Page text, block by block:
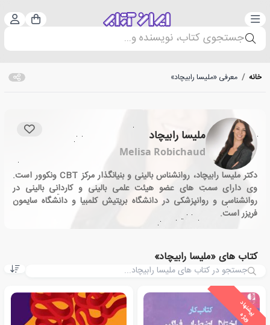
دسته‌بندی سبد
جستجوی کتاب، نویسنده و...
خانه / معرفی «ملیسا رابیچاد»
ملیسا رابیچاد
Melisa Robichaud
دکتر ملیسا رابیچاد، روانشناس بالینی و بنیانگذار مرکز CBT ونکوور است.
وی دارای سمت های عضو هیئت علمی بالینی و کاردانی بالینی در
روانشناسی و روانپزشکی در دانشگاه بریتیش کلمبیا و دانشگاه سایمون
فریزر است.
کتاب های «ملیسا رابیچاد»
پ
ی
ش
ن
ه
ا
د
و
ی
ژ
ه